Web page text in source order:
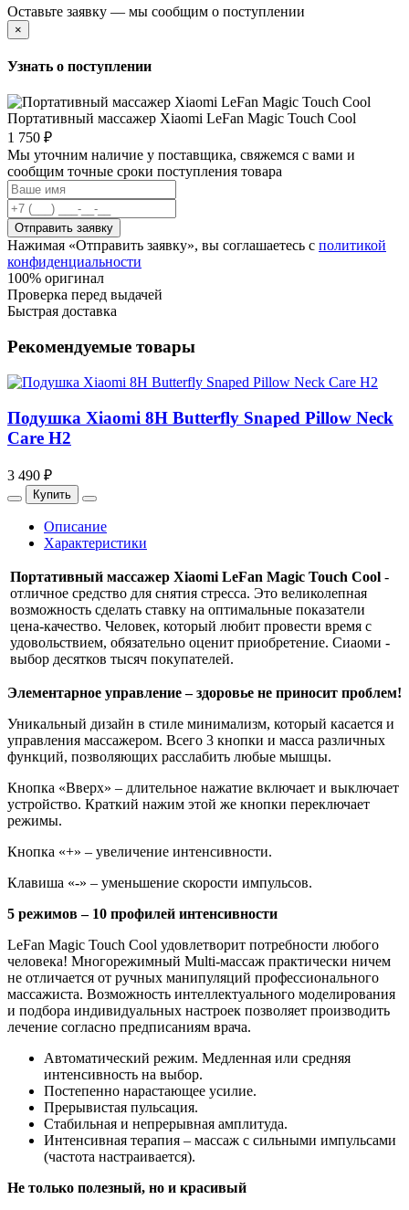
Оставьте заявку — мы сообщим о поступлении
×
Узнать о поступлении
Портативный массажер Xiaomi LeFan Magic Touch Cool
1 750 ₽
Мы уточним наличие у поставщика, свяжемся с вами и
сообщим точные сроки поступления товара
Отправить заявку
Нажимая «Отправить заявку», вы соглашаетесь с политикой
конфиденциальности
100% оригинал
Проверка перед выдачей
Быстрая доставка
Рекомендуемые товары
Подушка Xiaomi 8H Butterfly Snaped Pillow Neck
Care H2
3 490 ₽
Купить
Описание
Характеристики
Портативный массажер Xiaomi LeFan Magic Touch Cool -
отличное средство для снятия стресса. Это великолепная
возможность сделать ставку на оптимальные показатели
цена-качество. Человек, который любит провести время с
удовольствием, обязательно оценит приобретение. Сиаоми -
выбор десятков тысяч покупателей.
Элементарное управление – здоровье не приносит проблем!
Уникальный дизайн в стиле минимализм, который касается и
управления массажером. Всего 3 кнопки и масса различных
функций, позволяющих расслабить любые мышцы.
Кнопка «Вверх» – длительное нажатие включает и выключает
устройство. Краткий нажим этой же кнопки переключает
режимы.
Кнопка «+» – увеличение интенсивности.
Клавиша «-» – уменьшение скорости импульсов.
5 режимов – 10 профилей интенсивности
LeFan Magic Touch Cool удовлетворит потребности любого
человека! Многорежимный Multi-массаж практически ничем
не отличается от ручных манипуляций профессионального
массажиста. Возможность интеллектуального моделирования
и подбора индивидуальных настроек позволяет производить
лечение согласно предписаниям врача.
Автоматический режим. Медленная или средняя
интенсивность на выбор.
Постепенно нарастающее усилие.
Прерывистая пульсация.
Стабильная и непрерывная амплитуда.
Интенсивная терапия – массаж с сильными импульсами
(частота настраивается).
Не только полезный, но и красивый